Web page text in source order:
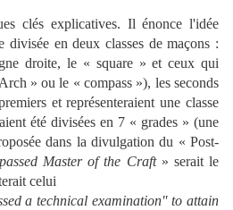
clés explicatives. Il énonce l'idée
divisée en deux classes de maçons :
droite, le « square » et ceux qui
» ou le « compass »), les seconds
et représenteraient une classe
été divisées en 7 « grades » (une
dans la divulgation du « Post-
passed Master of the Craft» seraitle
erait celui
a technical examination'' to attain